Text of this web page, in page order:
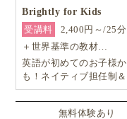
Brightly for Kids
受講料
2,400円～/25分
＋世界基準の教材…
英語が初めてのお子様
も！ネイティブ担任制
小学生からの4技能本
ー』
無料体験あり